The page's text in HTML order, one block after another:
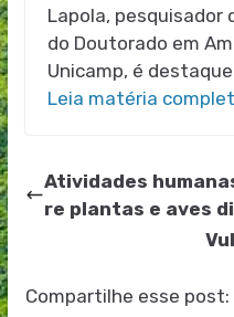
Lapola, pesquisador
do Doutorado em
Unicamp, é
Leia matéria
Atividades
re plantas e aves
Compartilhe esse post: